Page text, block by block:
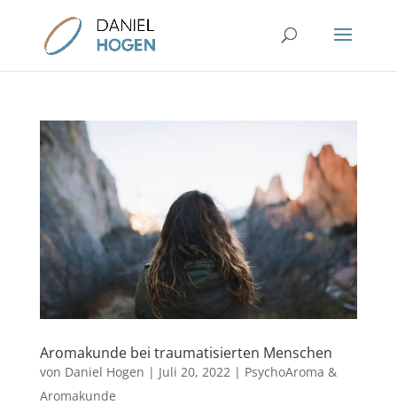
Aromakunde bei traumatisierten Menschen
von Daniel Hogen | Juli 20, 2022| PsychoAroma &
Aromakunde